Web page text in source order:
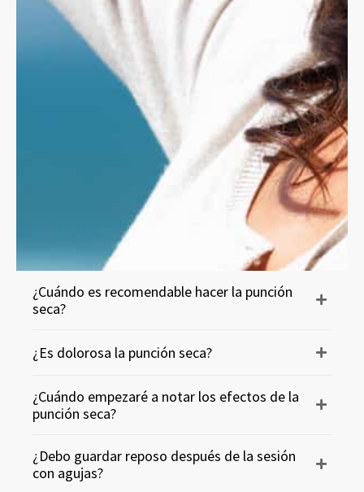
¿Cuándo es recomendable hacer la punción
seca?
¿Es dolorosa la punción seca?
¿Cuándo empezaré a notar los efectos de la
punción seca?
¿Debo guardar reposo después de la sesión
con agujas?